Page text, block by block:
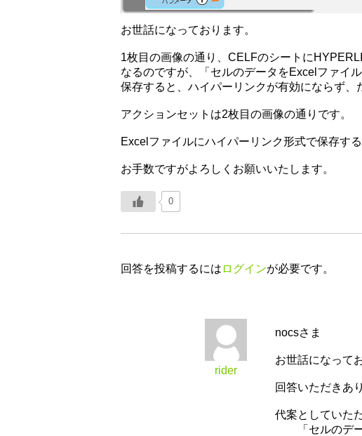
お世話になっております。
1枚目の画像の通り、CELFのシートに
なるのですが、「セルのデータをExcelファイ
保存すると、ハイパーリンクが有効にならず、
アクションセットは2枚目の画像の通りです。
Excelファイルにハイパーリンク形式で保存す
お手数ですがよろしくお願いいたします。
0
回答を投稿するには ログインが必要です。
rider
nocsさま
お世話になって
回答いただきあ
代案としていた
「セルのデー